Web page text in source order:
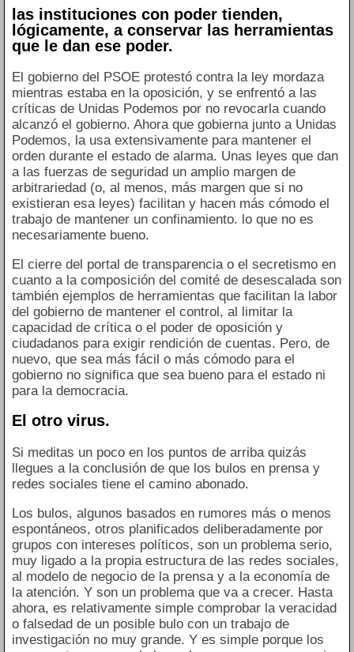
las instituciones con poder tienden,
lógicamente, a conservar las herramientas
que le dan ese poder.
El gobierno del PSOE protestó contra la ley mordaza
mientras estaba en la oposición, y se enfrentó a las
críticas de Unidas Podemos por no revocarla cuando
alcanzó el gobierno. Ahora que gobierna junto a Unidas
Podemos, la usa extensivamente para mantener el
orden durante el estado de alarma. Unas leyes que dan
a las fuerzas de seguridad un amplio margen de
arbitrariedad (o, al menos, más margen que si no
existieran esa leyes) facilitan y hacen más cómodo el
trabajo de mantener un confinamiento. lo que no es
necesariamente bueno.
El cierre del portal de transparencia o el secretismo en
cuanto a la composición del comité de desescalada son
también ejemplos de herramientas que facilitan la labor
del gobierno de mantener el control, al limitar la
capacidad de crítica o el poder de oposición y
ciudadanos para exigir rendición de cuentas. Pero, de
nuevo, que sea más fácil o más cómodo para el
gobierno no significa que sea bueno para el estado ni
para la democracia.
El otro virus.
Si meditas un poco en los puntos de arriba quizás
llegues a la conclusión de que los bulos en prensa y
redes sociales tiene el camino abonado.
Los bulos, algunos basados en rumores más o menos
espontáneos, otros planificados deliberadamente por
grupos con intereses políticos, son un problema serio,
muy ligado a la propia estructura de las redes sociales,
al modelo de negocio de la prensa y a la economía de
la atención. Y son un problema que va a crecer. Hasta
ahora, es relativamente simple comprobar la veracidad
o falsedad de un posible bulo con un trabajo de
investigación no muy grande. Y es simple porque los